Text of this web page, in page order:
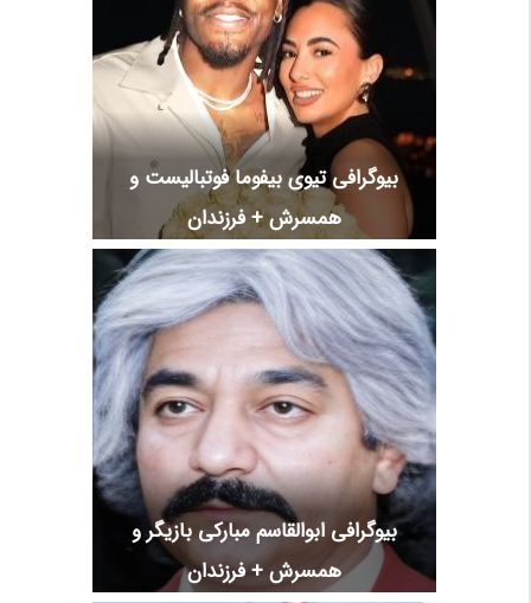
بیوگرافی تیوی بیفوما فوتبالیست و
همسرش + فرزندان
بیوگرافی ابوالقاسم مبارکی بازیگر و
همسرش + فرزندان